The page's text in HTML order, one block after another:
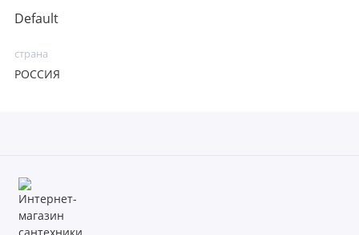
Default
страна
РОССИЯ